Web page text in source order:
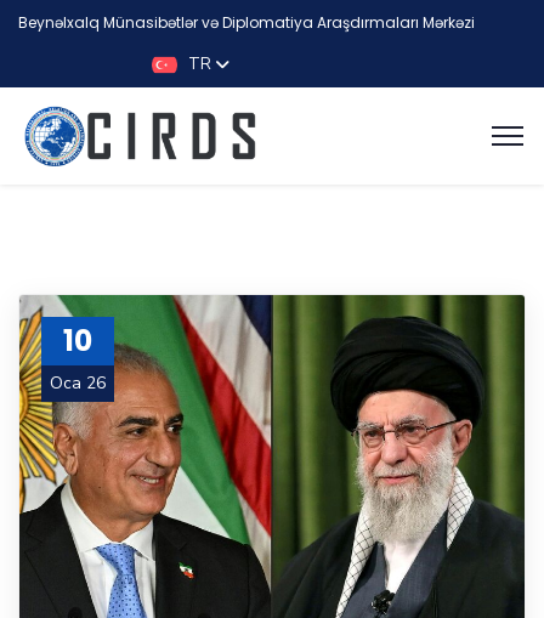
Beynəlxalq Münasibətlər və Diplomatiya Araşdırmaları Mərkəzi
TR
10
Oca 26